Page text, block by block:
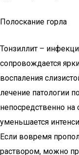
Полоскание горла
Тонзиллит –
сопровождается
воспаления
лечение патологии
непосредственно на
уменьшается
Если вовремя
раствором, можно